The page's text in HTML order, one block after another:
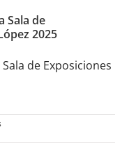
Sala de
2025
de Exposiciones